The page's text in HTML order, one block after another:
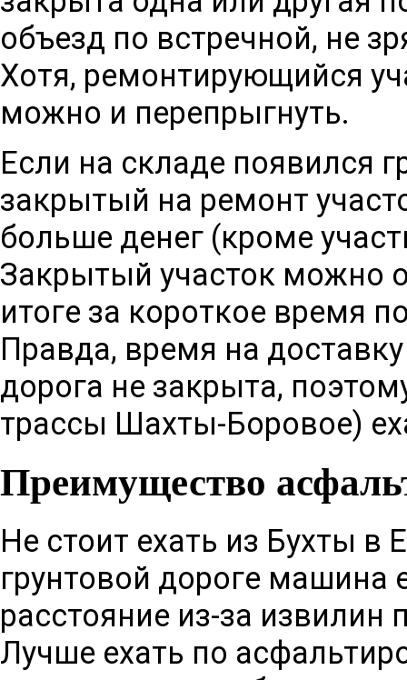
объезд по встречной, не
Хотя, ремонтирующийся
можно и перепрыгнуть.
Если на складе появился
закрытый на ремонт
больше денег (кроме
Закрытый участок можно
итоге за короткое время
Правда, время на доставку
дорога не закрыта,
трассы Шахты-Боровое)
Преимущество
Не стоит ехать из Бухты в
грунтовой дороге машина
расстояние из-за извилин
Лучше ехать по